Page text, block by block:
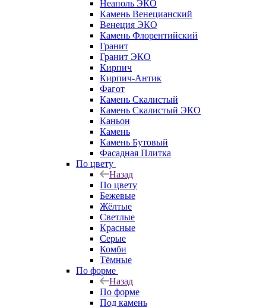
Неаполь ЭКО
Камень Венецианский
Венеция ЭКО
Камень Флорентийский
Гранит
Гранит ЭКО
Кирпич
Кирпич-Антик
Фагот
Камень Скалистый
Камень Скалистый ЭКО
Каньон
Камень
Камень Бутовый
Фасадная Плитка
По цвету
Назад
По цвету
Бежевые
Жёлтые
Светлые
Красные
Серые
Комби
Тёмные
По форме
Назад
По форме
Под камень